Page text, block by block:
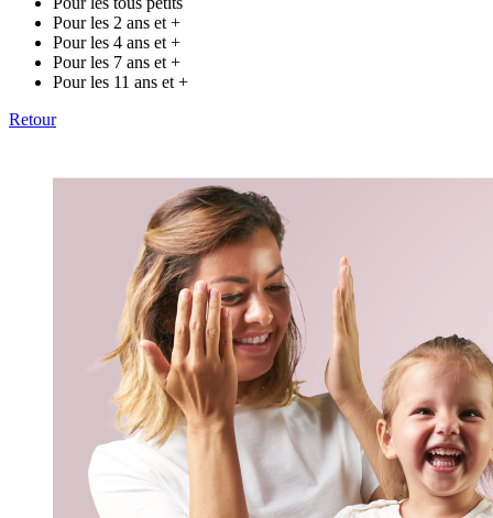
Pour les 2 ans et +
Pour les 4 ans et +
Pour les 7 ans et +
Pour les 11 ans et +
Retour